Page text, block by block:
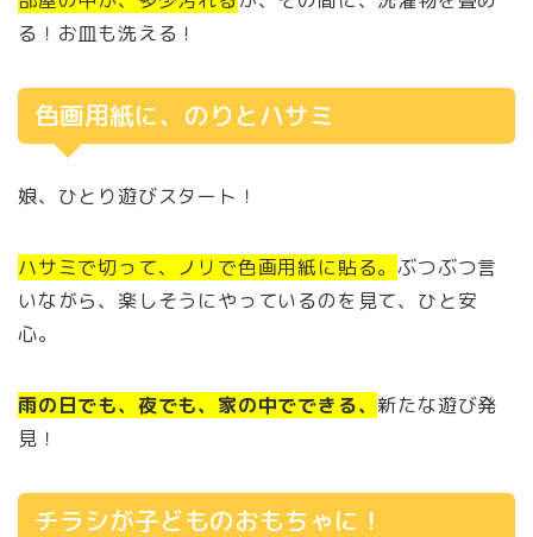
る！お皿も洗える！
色画用紙に、のりとハサミ
娘、ひとり遊びスタート！
ハサミで切って、ノリで色画用紙に貼る。ぶつぶつ言
いながら、楽しそうにやっているのを見て、ひと安
心。
雨の日でも、夜でも、家の中でできる、 新たな遊び発
見！
チラシが子どものおもちゃに！